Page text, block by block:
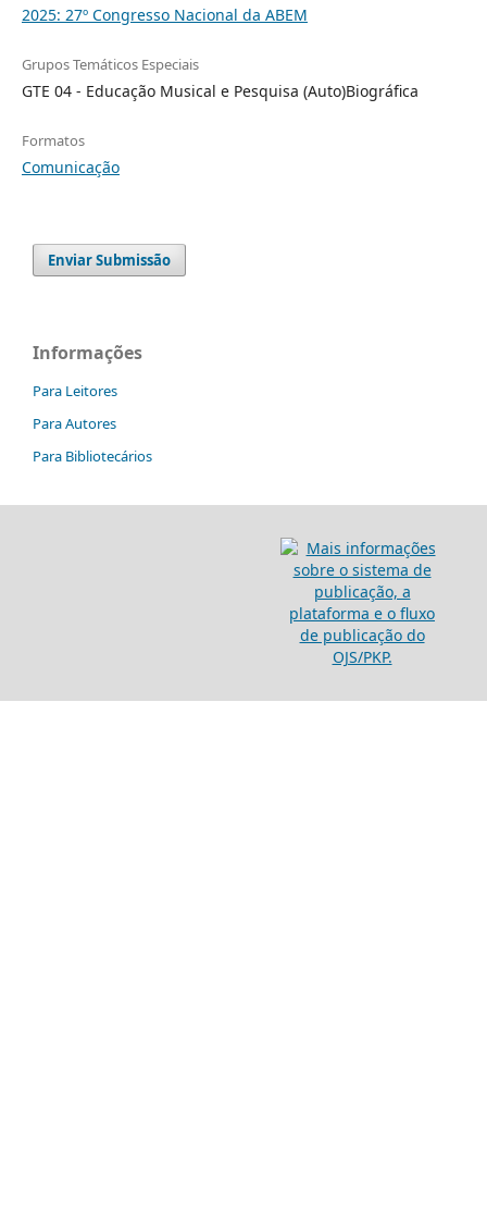
2025: 27º Congresso Nacional da ABEM
Grupos Temáticos Especiais
GTE 04 - Educação Musical e Pesquisa (Auto)Biográfica
Formatos
Comunicação
Enviar Submissão
Informações
Para Leitores
Para Autores
Para Bibliotecários